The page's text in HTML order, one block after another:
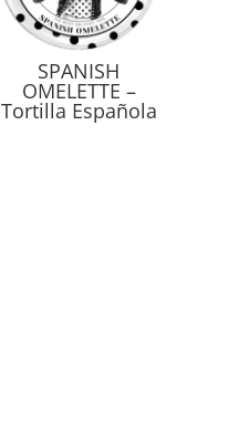
SPANISH
OMELETTE –
Tortilla Española